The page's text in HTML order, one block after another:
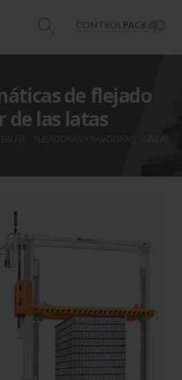
de flejado
de las latas
FLEJADORAS Y FAJADORAS LÍNEAS